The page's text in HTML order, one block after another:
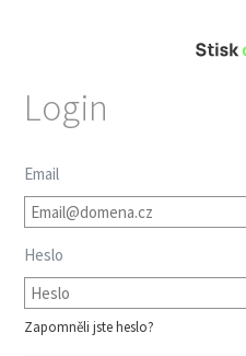
Login
Email
Heslo
Zapomněli jste heslo?